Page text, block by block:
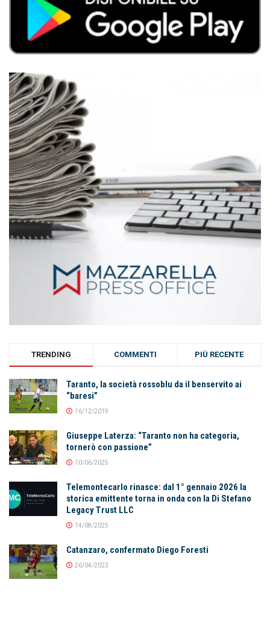
TRENDING COMMENTI PIÙ RECENTE
Taranto, la società rossoblu da il benservito ai
“baresi”
16/12/2019
Giuseppe Laterza: “Taranto non ha categoria,
tornerò con passione”
10/06/2025
Telemontecarlo rinasce: dal 1° gennaio 2026 la
storica emittente torna in onda con la Di Stefano
Legacy Trust LLC
14/08/2025
Catanzaro, confermato Diego Foresti
26/04/2023